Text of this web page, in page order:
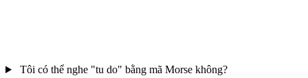
Tôi có thể nghe "tu do" bằng mã Morse không?